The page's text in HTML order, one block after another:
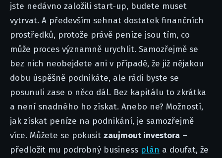
jste nedávno založili start-up, budete muset
vytrvat. A především sehnat dostatek finančních
prostředků, protože právě peníze jsou tím, co
může proces významně urychlit. Samozřejmě se
bez nich neobejdete ani v případě, že již nějakou
dobu úspěšně podnikáte, ale rádi byste se
posunuli zase o něco dál. Bez kapitálu to zkrátka
a není snadného ho získat. Anebo ne? Možností,
jak získat peníze na podnikání, je samozřejmě
více. Můžete se pokusit zaujmout investora –
předložit mu podrobný business plán a doufat, že